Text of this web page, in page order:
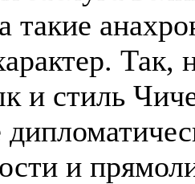
такие
Так,
и стиль
и